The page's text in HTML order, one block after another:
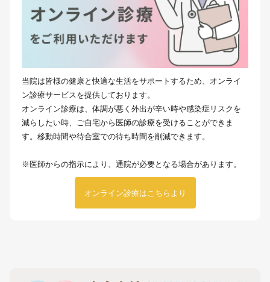
当院は皆様の健康と快適な生活をサポートするため、オンライ
ン診療サービスを提供しております。
オンライン診療は、体調が悪く外出が辛い時や感染症リスクを
減らしたい時、ご自宅から医師の診療を受けることができま
す。移動時間や待合室での待ち時間を削減できます。
※医師からの指示により、通院が必要となる場合があります。
オンライン診療はこちらより